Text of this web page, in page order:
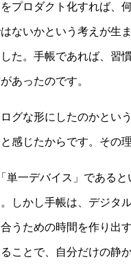
プロダクト化すれば、
ないかという考えが生
た。手帳であれば、習
あったのです。
グな形にしたのかとい
感じたからです。その
一デバイス」である
しかし手帳は、デジタ
うための時間を作り出
ことで、自分だけの静